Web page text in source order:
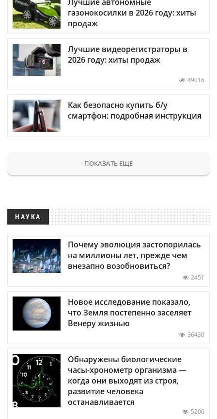
газонокосилки в 2026 году: хиты
продаж
Лучшие видеорегистраторы в
2026 году: хиты продаж
49016
Как безопасно купить б/у
смартфон: подробная инструкция
ПОКАЗАТЬ ЕЩЕ
НАУКА
Почему эволюция застопорилась
на миллионы лет, прежде чем
внезапно возобновиться?
2451
Новое исследование показало,
что Земля постепенно заселяет
Венеру жизнью
36430
Обнаружены биологические
часы-хронометр организма —
когда они выходят из строя,
развитие человека
останавливается
5206